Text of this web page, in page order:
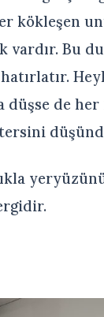
kökleşen
vardır. Bu
düşse de
tersini